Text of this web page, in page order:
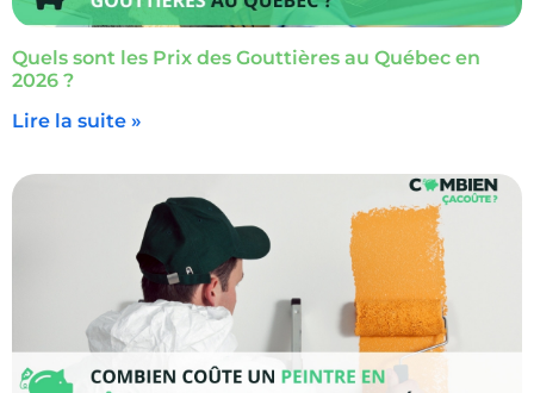
Quels sont les Prix des Gouttières au Québec en
2026 ?
Lire la suite »